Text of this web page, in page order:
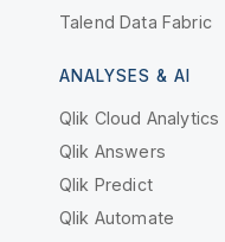
Talend Data Fabric
ANALYSES & AI
Qlik Cloud Analytics
Qlik Answers
Qlik Predict
Qlik Automate